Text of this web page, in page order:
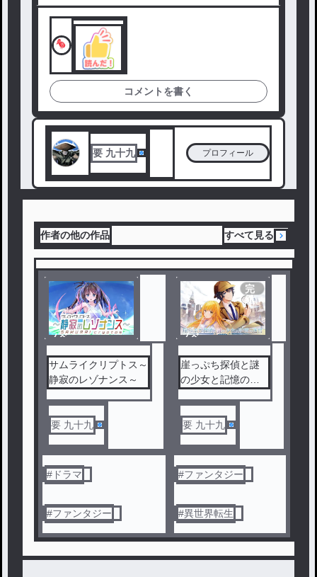
コメントを書く
要 九十九 プロフィール
作者の他の作品 すべて見る
ノベ
サムライクリプトス～
静寂のレゾナンス～
要 九十九
# ドラマ
#ファンタジー
ノベ
完
結
崖っぷち探偵と謎
の少女と記憶の迷
要 九十九
#ファンタジー
#異世界転生